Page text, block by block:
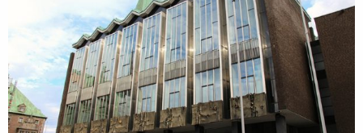
Амстердам
Копенгаген
Фарерские острова
Тироль